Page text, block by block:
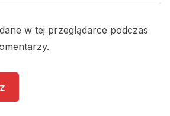
w tej przeglądarce podczas